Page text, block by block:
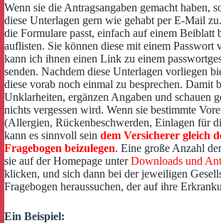
Wenn sie die Antragsangaben gemacht haben,
diese Unterlagen gern wie gehabt per E-Mail
die Formulare passt, einfach auf einem Beiblatt
auflisten. Sie können diese mit einem Passwort
kann ich ihnen einen Link zu einem
senden. Nachdem diese Unterlagen vorliegen
diese vorab noch einmal zu besprechen. Damit
Unklarheiten, ergänzen Angaben und schauen
nichts vergessen wird. Wenn sie bestimmte
(Allergien, Rückenbeschwerden, Einlagen für
kann es sinnvoll sein dem Versicherer gleich
Fragebogen beizulegen. Eine große Anzahl
sie auf der Homepage unterDownloads und
klicken, und sich dann bei der jeweiligen
Fragebogen heraussuchen, der auf ihre
Ein Beispiel: